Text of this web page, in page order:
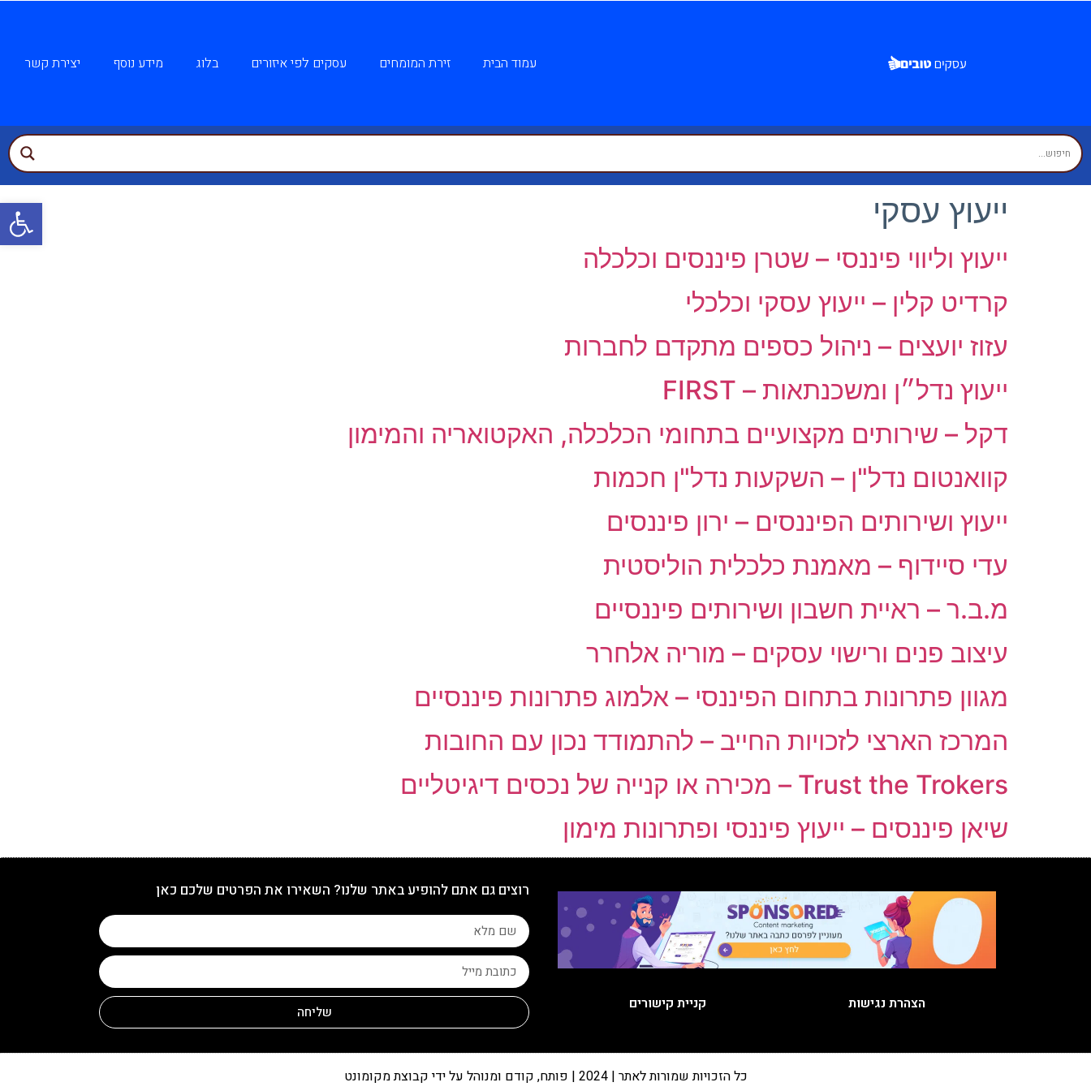
עמוד הבית זירת המומחים עסקים לפי איזורים בלוג מידע נוסף יצירת קשר
ייעוץ עסקי
ייעוץ וליווי פיננסי – שטרן פיננסים וכלכלה
קרדיט קלין – ייעוץ עסקי וכלכלי
עזוז יועצים – ניהול כספים מתקדם לחברות
ייעוץ נדל״ן ומשכנתאות – FIRST
דקל – שירותים מקצועיים בתחומי הכלכלה, האקטואריה והמימון
קוואנטום נדל"ן – השקעות נדל"ן חכמות
ייעוץ ושירותים הפיננסים – ירון פיננסים
עדי סיידוף – מאמנת כלכלית הוליסטית
מ.ב.ר – ראיית חשבון ושירותים פיננסיים
עיצוב פנים ורישוי עסקים – מוריה אלחרר
מגוון פתרונות בתחום הפיננסי – אלמוג פתרונות פיננסיים
המרכז הארצי לזכויות החייב – להתמודד נכון עם החובות
Trust the Trokers – מכירה או קנייה של נכסים דיגיטליים
שיאן פיננסים – ייעוץ פיננסי ופתרונות מימון
הצהרת נגישות קניית קישורים
רוצים גם אתם להופיע באתר שלנו? השאירו את הפרטים שלכם כאן
שליחה
כל הזכויות שמורות לאתר | 2024 | פותח, קודם ומנוהל על ידי קבוצת מקומונט